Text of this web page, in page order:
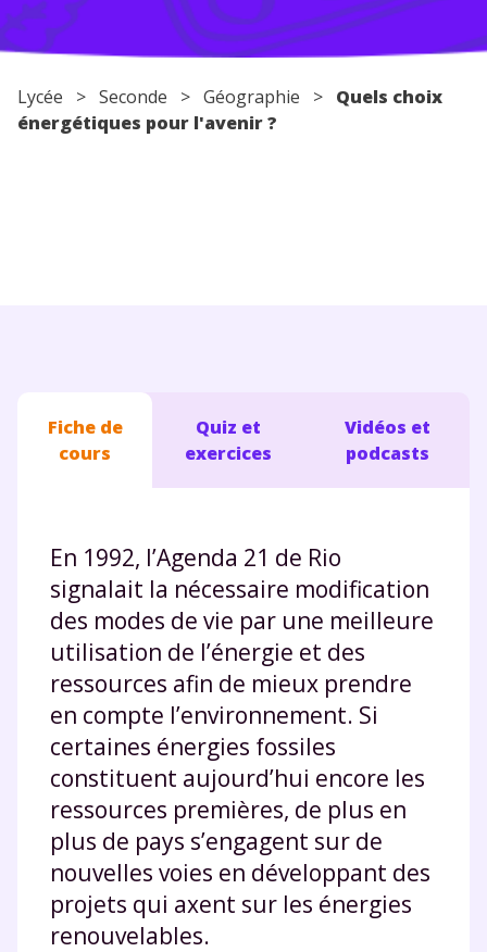
Conseils pour les parents
Lycée > Seconde > Géographie > Quels choix
énergétiques pour l'avenir ?
Fiche de
cours
Quiz et
exercices
Vidéos et
podcasts
En 1992, l’Agenda 21 de Rio
signalait la nécessaire modification
des modes de vie par une meilleure
utilisation de l’énergie et des
ressources afin de mieux prendre
en compte l’environnement. Si
certaines énergies fossiles
constituent aujourd’hui encore les
ressources premières, de plus en
plus de pays s’engagent sur de
nouvelles voies en développant des
projets qui axent sur les énergies
renouvelables.